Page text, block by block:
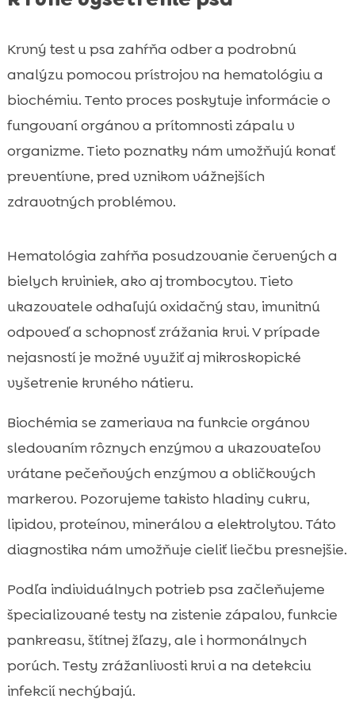
Krvný test u psa zahŕňa odber a podrobnú
analýzu pomocou prístrojov na hematológiu a
biochémiu. Tento proces poskytuje informácie o
fungovaní orgánov a prítomnosti zápalu v
organizme. Tieto poznatky nám umožňujú konať
preventívne, pred vznikom vážnejších
zdravotných problémov.
Hematológia zahŕňa posudzovanie červených a
bielych krviniek, ako aj trombocytov. Tieto
ukazovatele odhaľujú oxidačný stav, imunitnú
odpoveď a schopnosť zrážania krvi. V prípade
nejasností je možné využiť aj mikroskopické
vyšetrenie krvného nátieru.
Biochémia se zameriava na funkcie orgánov
sledovaním rôznych enzýmov a ukazovateľov
vrátane pečeňových enzýmov a obličkových
markerov. Pozorujeme takisto hladiny cukru,
lipidov, proteínov, minerálov a elektrolytov. Táto
diagnostika nám umožňuje cieliť liečbu presnejšie.
Podľa individuálnych potrieb psa začleňujeme
špecializované testy na zistenie zápalov, funkcie
pankreasu, štítnej žľazy, ale i hormonálnych
porúch. Testy zrážanlivosti krvi a na detekciu
infekcií nechýbajú.